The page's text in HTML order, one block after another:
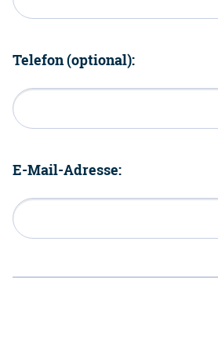
Telefon (optional):
E-Mail-Adresse: